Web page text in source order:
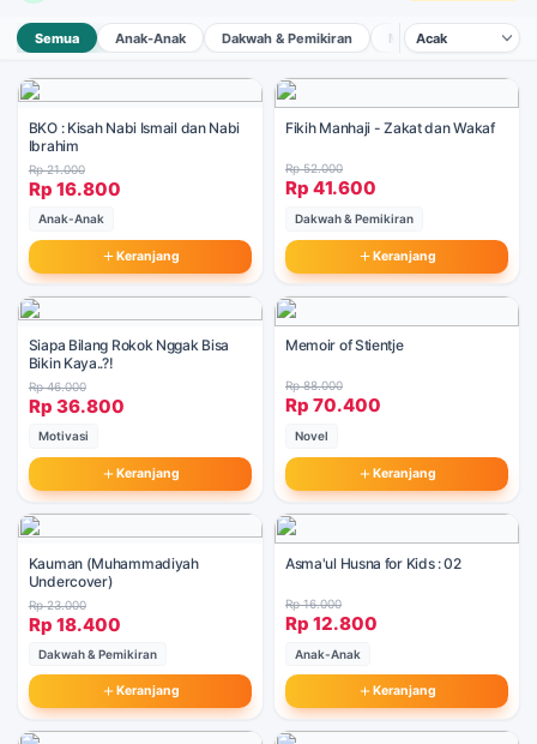
Semua Anak-Anak Dakwah & Pemikiran Muslimah
BKO : Kisah Nabi Ismail dan Nabi
Ibrahim
Rp 21.000
Rp 16.800
Anak-Anak
Keranjang
Fikih Manhaji - Zakat dan Wakaf
Rp 52.000
Rp 41.600
Dakwah & Pemikiran
Keranjang
Siapa Bilang Rokok Nggak Bisa
Bikin Kaya..?!
Rp 46.000
Rp 36.800
Motivasi
Keranjang
Memoir of Stientje
Rp 88.000
Rp 70.400
Novel
Keranjang
Kauman (Muhammadiyah
Undercover)
Rp 23.000
Rp 18.400
Dakwah & Pemikiran
Keranjang
Asma'ul Husna for Kids : 02
Rp 16.000
Rp 12.800
Anak-Anak
Keranjang